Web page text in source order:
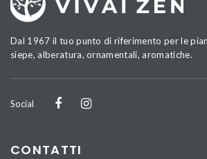
Dal 1967 il tuo punto di riferimento per le
siepe, alberatura, ornamentali, aromatiche.
Social
CONTATTI